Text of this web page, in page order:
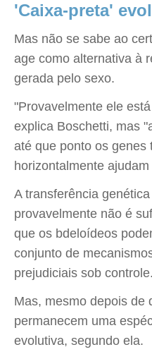
'Caixa-preta'
Mas não se sabe ao
age como alternativa à
gerada pelo sexo.
"Provavelmente ele
explica Boschetti, mas
até que ponto os genes
horizontalmente
A transferência
provavelmente não é
que os bdeloídeos
conjunto de
prejudiciais sob controle.
Mas, mesmo depois de
permanecem uma
evolutiva, segundo ela.